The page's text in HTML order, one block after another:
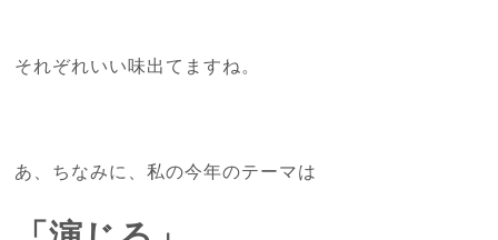
それぞれいい味出てますね。
あ、ちなみに、私の今年のテーマは